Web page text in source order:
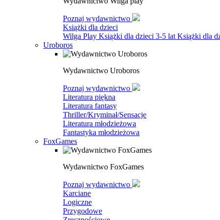
Poznaj wydawnictwo
Książki dla dzieci
Wilga Play Książki dla dzieci 3-5 lat Książki dla
Uroboros
Wydawnictwo Uroboros
Poznaj wydawnictwo
Literatura piękna
Literatura fantasy
Thriller/Kryminał/Sensacje
Literatura młodzieżowa
Fantastyka młodzieżowa
FoxGames
Wydawnictwo FoxGames
Poznaj wydawnictwo
Karciane
Logiczne
Przygodowe